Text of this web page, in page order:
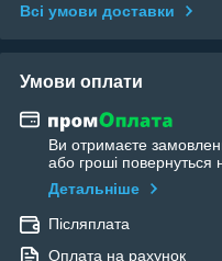
Всі умови доставки
Умови оплати
Ви отримаєте
або гроші повернуться
Детальніше
Післяплата
Оплата на рахунок